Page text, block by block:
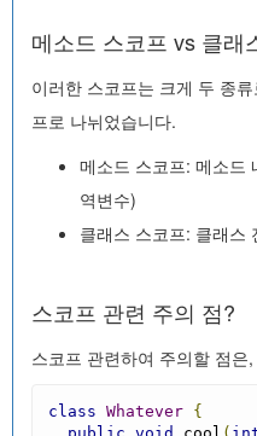
메소드 스코프 vs 클래
이러한 스코프는 크게 두 종
프로 나뉘었습니다.
메소드 스코프: 메소드
역변수)
클래스 스코프: 클래스
스코프 관련 주의 점?
스코프 관련하여 주의할 점
class Whatever {